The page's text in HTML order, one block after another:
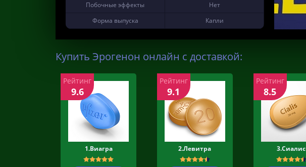
Побочные эффекты
Нет
Форма выпуска
Капли
Купить Эрогенон онлайн с доставкой:
1.Виагра
Рейтинг
9.6
2.Левитра
Рейтинг
9.1
3.Сиалис
Рейтинг
8.5